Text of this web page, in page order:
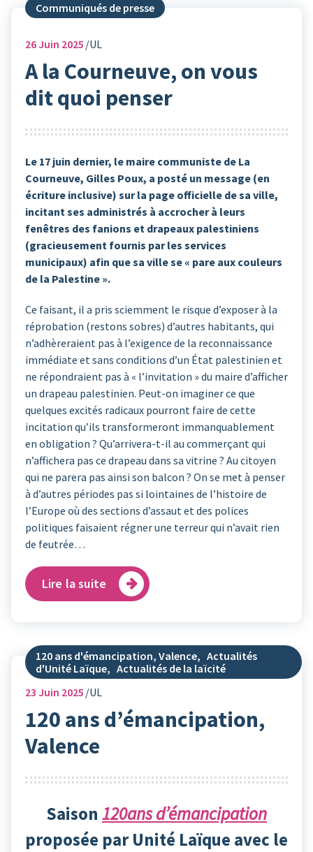
Communiqués de presse
26Juin 2025 UL
A la Courneuve, on vous
dit quoi penser
Le 17 juin dernier, le maire communiste de La
Courneuve, Gilles Poux, a posté un message (en
écriture inclusive) sur la page officielle de sa ville,
incitant ses administrés à accrocher à leurs
fenêtres des fanions et drapeaux palestiniens
(gracieusement fournis par les services
municipaux) afin que sa ville se « pare aux couleurs
de la Palestine ».
Ce faisant, il a pris sciemment le risque d’exposer à la
réprobation (restons sobres) d’autres habitants, qui
n’adhèreraient pas à l’exigence de la reconnaissance
immédiate et sans conditions d’un État palestinien et
ne répondraient pas à « l’invitation » du maire d’afficher
un drapeau palestinien. Peut-on imaginer ce que
quelques excités radicaux pourront faire de cette
incitation qu’ils transformeront immanquablement
en obligation ? Qu’arrivera-t-il au commerçant qui
n’affichera pas ce drapeau dans sa vitrine ? Au citoyen
qui ne parera pas ainsi son balcon ? On se met à penser
à d’autres périodes pas si lointaines de l’histoire de
l’Europe où des sections d’assaut et des polices
politiques faisaient régner une terreur qui n’avait rien
de feutrée…
Lire la suite
120 ans d'émancipation, Valence, Actualités
d'Unité Laïque, Actualités de la laïcité
23 Juin 2025 UL
120 ans d’émancipation,
Valence
Saison 120ans d’émancipation
proposée par Unité Laïque avec le